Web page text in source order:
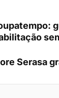
Serasa